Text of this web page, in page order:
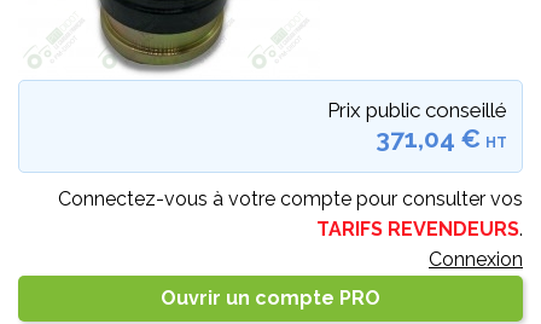
Prix public conseillé
371,04 € HT
Connectez-vous à votre compte pour consulter vos
TARIFS REVENDEURS.
Connexion
Ouvrir un compte PRO